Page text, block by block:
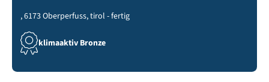
, 6173 Oberperfuss, tirol - fertig
klimaaktiv Bronze